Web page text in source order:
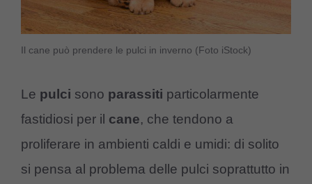
Il cane può prendere le pulci in inverno (Foto iStock)
Le pulci sono parassiti particolarmente
fastidiosi per il cane, che tendono a
proliferare in ambienti caldi e umidi: di solito
si pensa al problema delle pulci soprattutto in